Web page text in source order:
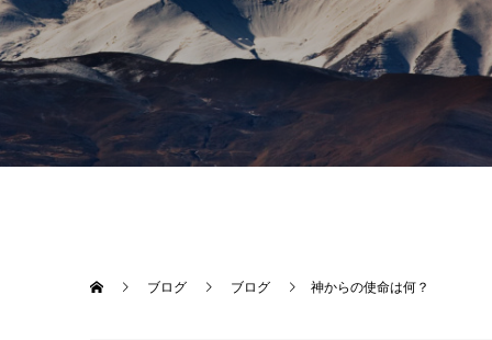
ブログ ブログ 神からの使命は何？